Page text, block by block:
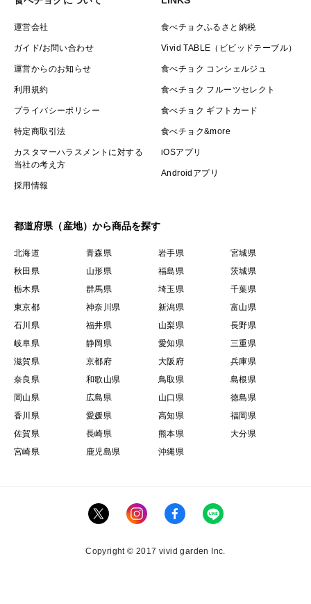
運営会社
ガイド/お問い合わせ
運営からのお知らせ
利用規約
プライバシーポリシー
特定商取引法
カスタマーハラスメントに対する
当社の考え方
採用情報
食べチョクふるさと納税
Vivid TABLE（ビビッドテーブル）
食べチョク コンシェルジュ
食べチョク フルーツセレクト
食べチョク ギフトカード
食べチョク&more
iOSアプリ
Androidアプリ
都道府県（産地）から商品を探す
北海道 青森県 岩手県
宮城県
秋田県
山形県 福島県
茨城県
栃木県
群馬県 埼玉県
千葉県
東京都
神奈川県 新潟県
富山県
石川県
福井県 山梨県
長野県
岐阜県
静岡県 愛知県
三重県
滋賀県
京都府 大阪府
兵庫県
奈良県
和歌山県 鳥取県
島根県
岡山県
広島県 山口県
徳島県
香川県
愛媛県 高知県
福岡県
佐賀県
長崎県 熊本県
大分県
宮崎県
鹿児島県 沖縄県
Copyright © 2017 vivid garden Inc.